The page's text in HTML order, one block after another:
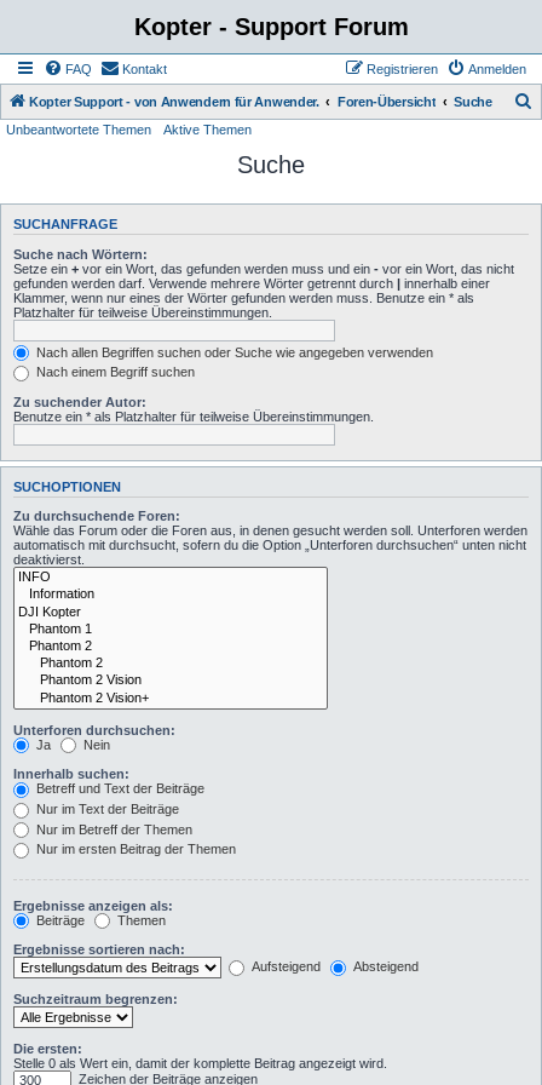
Kopter - Support Forum
FAQ Kontakt Anmelden
Registrieren
Kopter Support - von Anwendern für Anwender. Foren-Übersicht Suche
Unbeantwortete Themen Aktive Themen
Suche
SUCHANFRAGE
Suche nach Wörtern:
Setze ein + vor ein Wort, das gefunden werden muss und ein - vor ein Wort, das nicht
gefunden werden darf. Verwende mehrere Wörter getrennt durch | innerhalb einer
Klammer, wenn nur eines der Wörter gefunden werden muss. Benutze ein * als
Platzhalter für teilweise Übereinstimmungen.
Nach allen Begriffen suchen oder Suche wie angegeben verwenden
Nach einem Begriff suchen
Zu suchender Autor:
Benutze ein * als Platzhalter für teilweise Übereinstimmungen.
SUCHOPTIONEN
Zu durchsuchende Foren:
Wähle das Forum oder die Foren aus, in denen gesucht werden soll. Unterforen werden
automatisch mit durchsucht, sofern du die Option „Unterforen durchsuchen“ unten nicht
deaktivierst.
Unterforen durchsuchen:
Ja
Nein
Innerhalb suchen:
Betreff und Text der Beiträge
Nur im Text der Beiträge
Nur im Betreff der Themen
Nur im ersten Beitrag der Themen
Ergebnisse anzeigen als:
Beiträge
Themen
Ergebnisse sortieren nach:
Aufsteigend
Absteigend
Suchzeitraum begrenzen:
Die ersten:
Stelle 0 als Wert ein, damit der komplette Beitrag angezeigt wird.
Zeichen der Beiträge anzeigen